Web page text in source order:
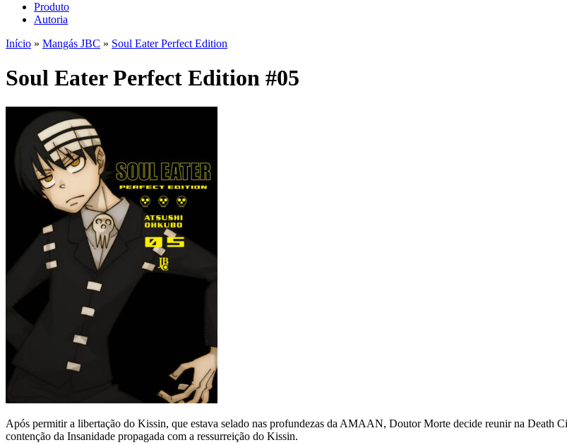
Produto
Autoria
Início » Mangás JBC » Soul Eater Perfect Edition
Soul Eater Perfect Edition #05
Após permitir a libertação do Kissin, que estava selado nas profundezas da AMAAN, Doutor Morte decide reunir na Death
contenção da Insanidade propagada com a ressurreição do Kissin.